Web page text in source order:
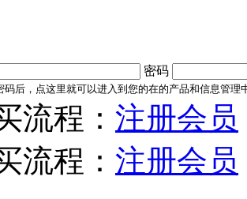
密码
流程： 注册会员
流程： 注册会员